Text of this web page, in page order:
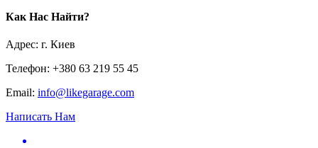
Как Нас Найти?
Адрес: г. Киев
Телефон: +380 63 219 55 45
Email: info@likegarage.com
Написать Нам